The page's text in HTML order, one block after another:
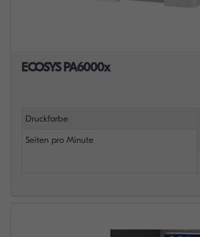
ECOSYS PA6000x
Druckfarbe
Seiten pro Minute